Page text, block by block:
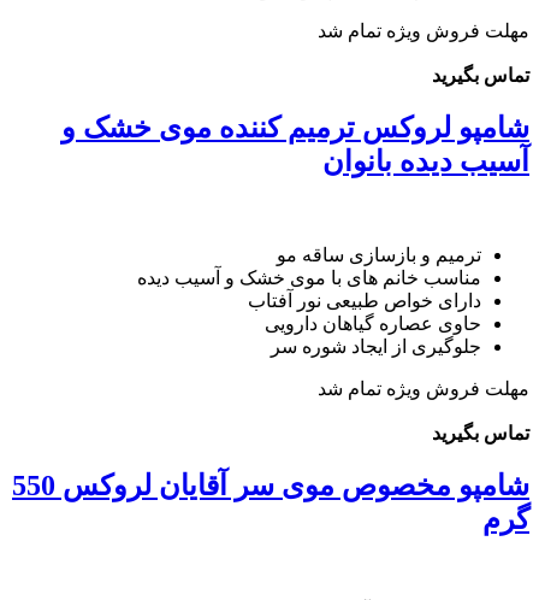
مهلت فروش ویژه تمام شد
تماس بگیرید
شامپو لروکس ترمیم کننده موی خشک و
آسیب دیده بانوان
ترمیم و بازسازی ساقه مو
مناسب خانم های با موی خشک و آسیب دیده
دارای خواص طبیعی نور آفتاب
حاوی عصاره گیاهان دارویی
جلوگیری از ایجاد شوره سر
مهلت فروش ویژه تمام شد
تماس بگیرید
شامپو مخصوص موی سر آقایان لروکس 550
گرم